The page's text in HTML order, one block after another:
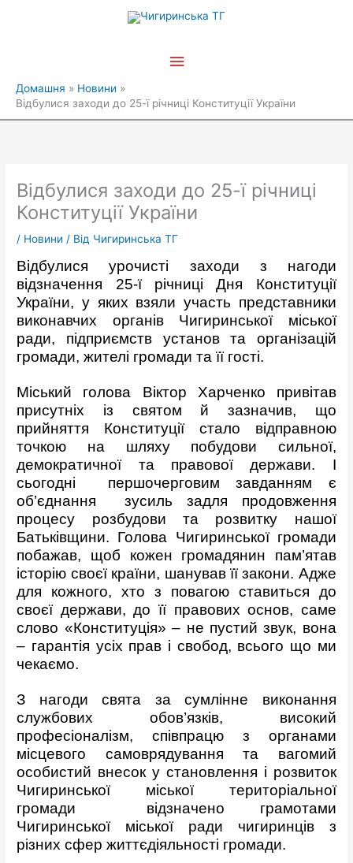
Головне
Домашня
Новини
Відбулися заходи до 25-ї річниці Конституції України
Відбулися заходи до 25-ї річниці
Конституції України
/ Новини / Від Чигиринська ТГ
Відбулися урочисті заходи з нагоди
відзначення 25-ї річниці Дня Конституції
України, у яких взяли участь представники
виконавчих органів Чигиринської міської
ради, підприємств установ та організацій
громади, жителі громади та її гості.
Міський голова Віктор Харченко привітав
присутніх із святом й зазначив, що
прийняття Конституції стало відправною
точкою на шляху побудови сильної,
демократичної та правової держави. І
сьогодні першочерговим завданням є
об’єднання зусиль задля продовження
процесу розбудови та розвитку нашої
Батьківщини. Голова Чигиринської громади
побажав, щоб кожен громадянин пам’ятав
історію своєї країни, шанував її закони. Адже
для кожного, хто з повагою ставиться до
своєї держави, до її правових основ, саме
слово «Конституція» – не пустий звук, вона
– гарантія усіх прав і свобод, всього що ми
чекаємо.
З нагоди свята за сумлінне виконання
службових обов’язків, високий
професіоналізм, співпрацю з органами
місцевого самоврядування та вагомий
особистий внесок у становлення і розвиток
Чигиринської міської територіальної
громади відзначено грамотами
Чигиринської міської ради чигиринців з
різних сфер життєдіяльності громади.